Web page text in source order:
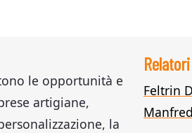
le opportunità e
artigiane,
la
Relatori
Feltrin